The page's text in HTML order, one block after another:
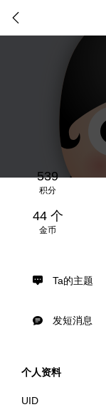
539
积分
44 个
金币
Ta的主题
发短消息
个人资料
UID